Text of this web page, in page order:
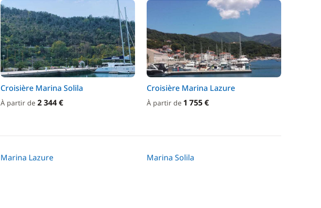
Croisière Marina Solila
À partir de 2 344 €
Croisière Marina Lazure
À partir de 1 755 €
Marina Lazure
Marina Solila